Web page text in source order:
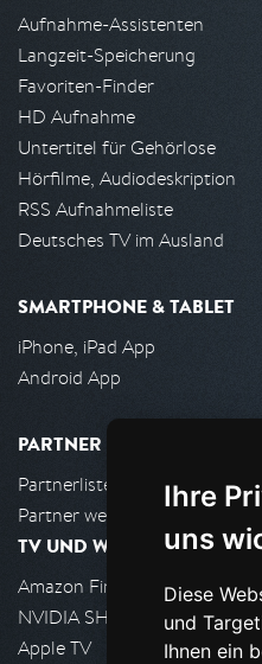
Ihre
uns
Diese
und
Ihnen ein
Aufnahme-Assistenten
Langzeit-Speicherung
Favoriten-Finder
HD Aufnahme
Untertitel für Gehörlose
Hörfilme, Audiodeskription
RSS Aufnahmeliste
Deutsches TV im Ausland
SMARTPHONE & TABLET
iPhone, iPad App
Android App
PARTNER
Partnerliste
Partner werden
TV UND WOHNZIMMER
Amazon FireTV
NVIDIA SHIELD, Google TV
Apple TV